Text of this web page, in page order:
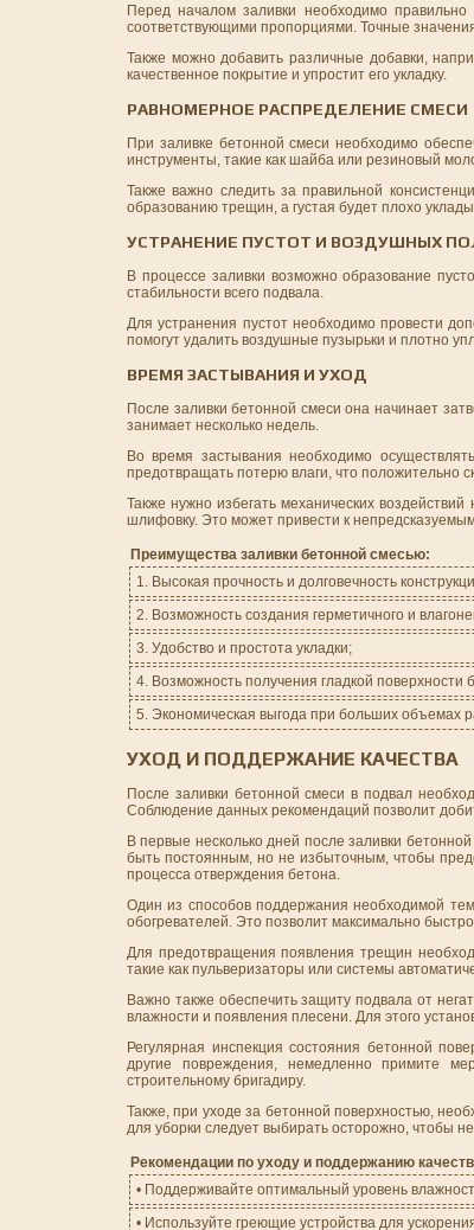
Перед началом заливки необходимо
соответствующими пропорциями. Точные
Также можно добавить различные добавки,
качественное покрытие и упростит его укладку.
РАВНОМЕРНОЕ РАСПРЕДЕЛЕНИЕ СМЕСИ
При заливке бетонной смеси необходимо
инструменты, такие как шайба или резиновый
Также важно следить за правильной
образованию трещин, а густая будет плохо
УСТРАНЕНИЕ ПУСТОТ И ВОЗДУШНЫХ
В процессе заливки возможно образование
стабильности всего подвала.
Для устранения пустот необходимо провести
помогут удалить воздушные пузырьки и плотно
ВРЕМЯ ЗАСТЫВАНИЯ И УХОД
После заливки бетонной смеси она начинает
занимает несколько недель.
Во время застывания необходимо
предотвращать потерю влаги, что положительно
Также нужно избегать механических
шлифовку. Это может привести к
Преимущества заливки бетонной смесью:
1. Высокая прочность и долговечность
2. Возможность создания герметичного и
3. Удобство и простота укладки;
4. Возможность получения гладкой
5. Экономическая выгода при больших объемах
УХОД И ПОДДЕРЖАНИЕ КАЧЕСТВА
После заливки бетонной смеси в подвал
Соблюдение данных рекомендаций позволит
В первые несколько дней после заливки
быть постоянным, но не избыточным, чтобы
процесса отверждения бетона.
Один из способов поддержания необходимой
обогревателей. Это позволит максимально
Для предотвращения появления трещин
такие как пульверизаторы или системы
Важно также обеспечить защиту подвала от
влажности и появления плесени. Для этого
Регулярная инспекция состояния бетонной
другие повреждения, немедленно примите
строительному бригадиру.
Также, при уходе за бетонной поверхностью,
для уборки следует выбирать осторожно, чтобы
Рекомендации по уходу и поддержанию
• Поддерживайте оптимальный уровень
• Используйте греющие устройства для